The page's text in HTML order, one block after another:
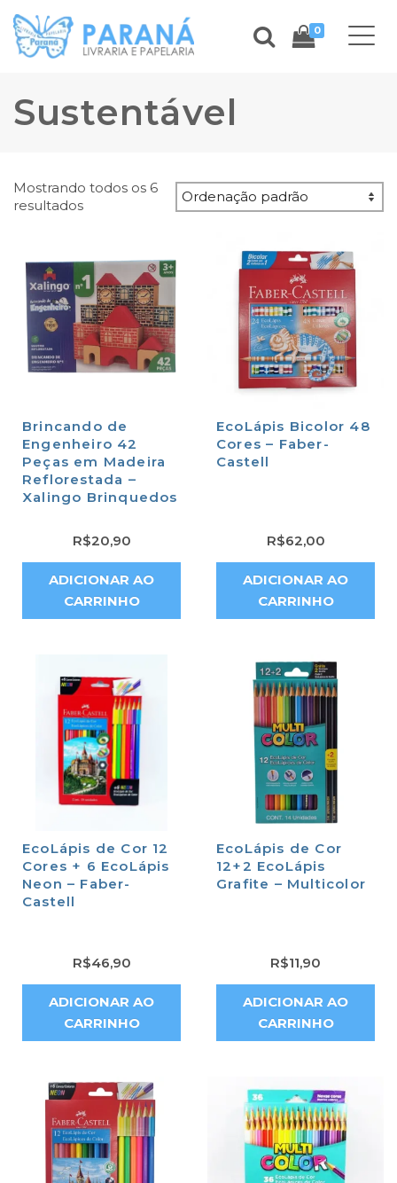
0
Sustentável
Mostrando todos os 6
resultados
Brincando de
Engenheiro 42
Peças em Madeira
Reflorestada –
Xalingo Brinquedos
R$20,90
ADICIONAR AO
CARRINHO
EcoLápis Bicolor 48
Cores – Faber-
Castell
R$62,00
ADICIONAR AO
CARRINHO
EcoLápis de Cor 12
Cores + 6 EcoLápis
Neon – Faber-
Castell
R$46,90
ADICIONAR AO
CARRINHO
EcoLápis de Cor
12+2 EcoLápis
Grafite – Multicolor
R$11,90
ADICIONAR AO
CARRINHO